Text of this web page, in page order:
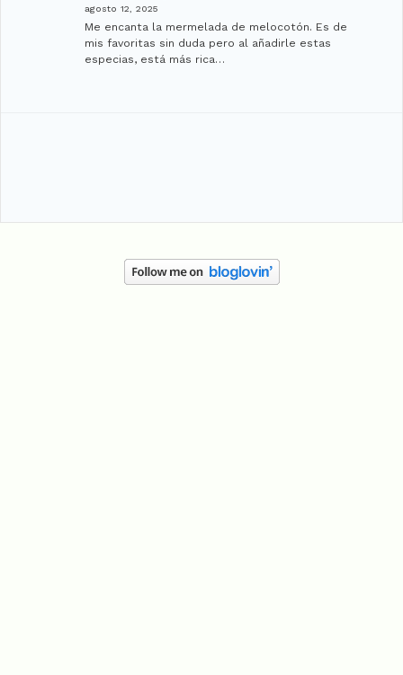
agosto 12, 2025
Me encanta la mermelada de melocotón. Es de
mis favoritas sin duda pero al añadirle estas
especias, está más rica…